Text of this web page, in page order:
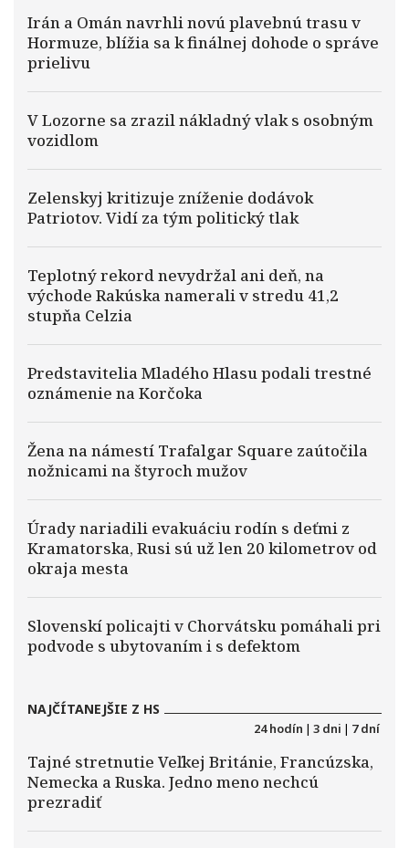
Irán a Omán navrhli novú plavebnú trasu v
Hormuze, blížia sa k finálnej dohode o správe
prielivu
V Lozorne sa zrazil nákladný vlak s osobným
vozidlom
Zelenskyj kritizuje zníženie dodávok
Patriotov. Vidí za tým politický tlak
Teplotný rekord nevydržal ani deň, na
východe Rakúska namerali v stredu 41,2
stupňa Celzia
Predstavitelia Mladého Hlasu podali trestné
oznámenie na Korčoka
Žena na námestí Trafalgar Square zaútočila
nožnicami na štyroch mužov
Úrady nariadili evakuáciu rodín s deťmi z
Kramatorska, Rusi sú už len 20 kilometrov od
okraja mesta
Slovenskí policajti v Chorvátsku pomáhali pri
podvode s ubytovaním i s defektom
NAJČÍTANEJŠIE Z HS
24 hodín | 3 dni | 7 dní
Tajné stretnutie Veľkej Británie, Francúzska,
Nemecka a Ruska. Jedno meno nechcú
prezradiť